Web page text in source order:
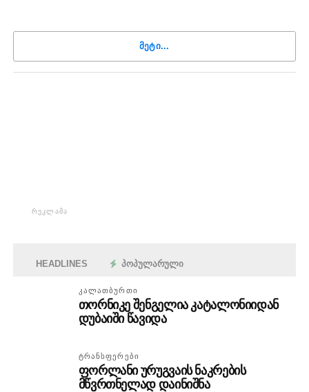
ᲛᲔᲢᲘ...
ᲠᲔᲙᲚᲐᲛᲐ
HEADLINES ᲞᲝᲞᲣᲚᲐᲠᲣᲚᲘ
ᲙᲐᲚᲐᲗᲑᲣᲠᲗᲘ
თორნიკე შენგელია კატალონიიდან
დუბაიში წავიდა
ᲢᲠᲐᲜᲡᲤᲔᲠᲔᲑᲘ
ფორლანი ურუგვაის ნაკრების
მწვრთნელად დაინიშნა